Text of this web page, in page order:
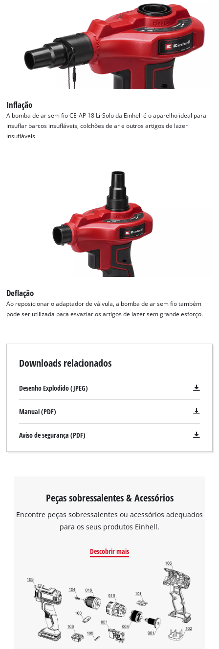
Inflação
A bomba de ar sem fio CE-AP 18 Li-Solo da Einhell é o aparelho ideal para
insuflar barcos insufláveis, colchões de ar e outros artigos de lazer
insufláveis.
Deflação
Ao reposicionar o adaptador de válvula, a bomba de ar sem fio também
pode ser utilizada para esvaziar os artigos de lazer sem grande esforço.
Downloads relacionados
Desenho Explodido (JPEG)
Manual (PDF)
Aviso de segurança (PDF)
Peças sobressalentes & Acessórios
Encontre peças sobressalentes ou acessórios adequados
para os seus produtos Einhell.
Descobrir mais